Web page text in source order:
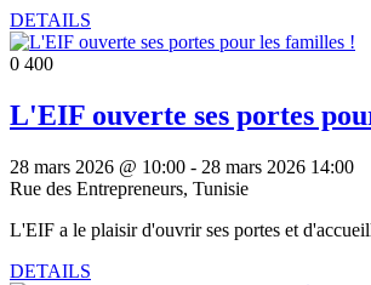
DETAILS
0 400
L'EIF ouverte ses portes
28 mars 2026 @ 10:00 - 28 mars 2026 14:00
Rue des Entrepreneurs, Tunisie
L'EIF a le plaisir d'ouvrir ses portes et
DETAILS